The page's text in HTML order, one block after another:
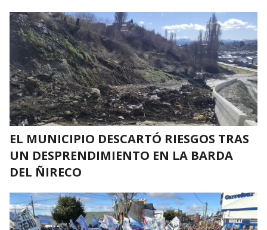
EL MUNICIPIO DESCARTÓ RIESGOS TRAS
UN DESPRENDIMIENTO EN LA BARDA
DEL ÑIRECO